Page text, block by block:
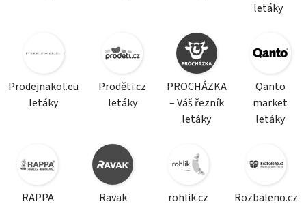
letáky
Prodejnakol.eu
letáky
Proděti.cz
letáky
PROCHÁZKA
– Váš řezník
letáky
Qanto
market
letáky
RAPPA
Ravak
rohlik.cz
Rozbaleno.cz